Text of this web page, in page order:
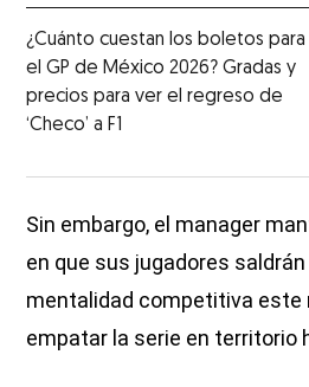
¿Cuánto cuestan los boletos para
el GP de México 2026? Gradas y
precios para ver el regreso de
‘Checo’ a F1
Sin embargo, el manager
en que sus jugadores
mentalidad competitiva este
empatar la serie en territorio